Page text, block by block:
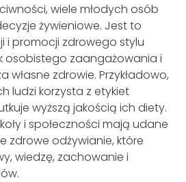
wiele młodych osób
żywieniowe. Jest to
i promocji zdrowego stylu
osobistego zaangażowania i
zdrowie. Przykładowo,
ludzi korzysta z etykiet
wyższą jakością ich diety.
i społeczności mają udane
zdrowe odżywianie, które
wiedzę, zachowanie i